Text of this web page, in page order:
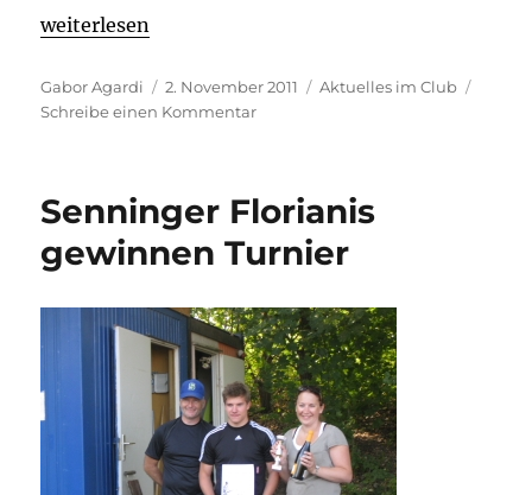
„Generalversammlung und Award Night“
weiterlesen
Autor
Gabor Agardi
Veröffentlicht
am
2. November 2011 Kategorien
Aktuelles im Club
Schreibe einen Kommentarzu
Night
Senninger Florianis
gewinnen Turnier